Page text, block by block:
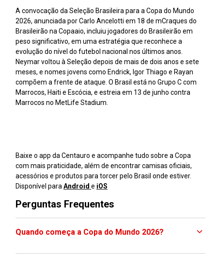
A convocação da Seleção Brasileira para a Copa do Mundo
2026, anunciada por Carlo Ancelotti em 18 de mCraques do
Brasileirão na Copaaio, incluiu jogadores do Brasileirão em
peso significativo, em uma estratégia que reconhece a
evolução do nível do futebol nacional nos últimos anos.
Neymar voltou à Seleção depois de mais de dois anos e sete
meses, e nomes jovens como Endrick, Igor Thiago e Rayan
compõem a frente de ataque. O Brasil está no Grupo C com
Marrocos, Haiti e Escócia, e estreia em 13 de junho contra
Marrocos no MetLife Stadium.
Baixe o app da Centauro e acompanhe tudo sobre a Copa
com mais praticidade, além de encontrar camisas oficiais,
acessórios e produtos para torcer pelo Brasil onde estiver.
Disponível para Android e iOS
Perguntas Frequentes
Quando começa a Copa do Mundo 2026?